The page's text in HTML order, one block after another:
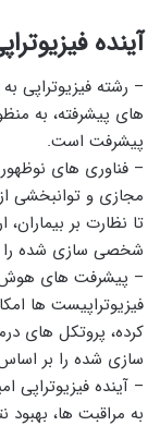
آینده
– رشته فیزیوتراپی
های پیشرفته، به
پیشرفت است.
– فناوری های
مجازی و توانبخشی
تا نظارت بر بیماران،
شخصی سازی شده را
– پیشرفت های هوش
فیزیوتراپیست ها
کرده، پروتکل های
سازی شده را بر اساس
– آینده فیزیوتراپی
به مراقبت ها، بهبود